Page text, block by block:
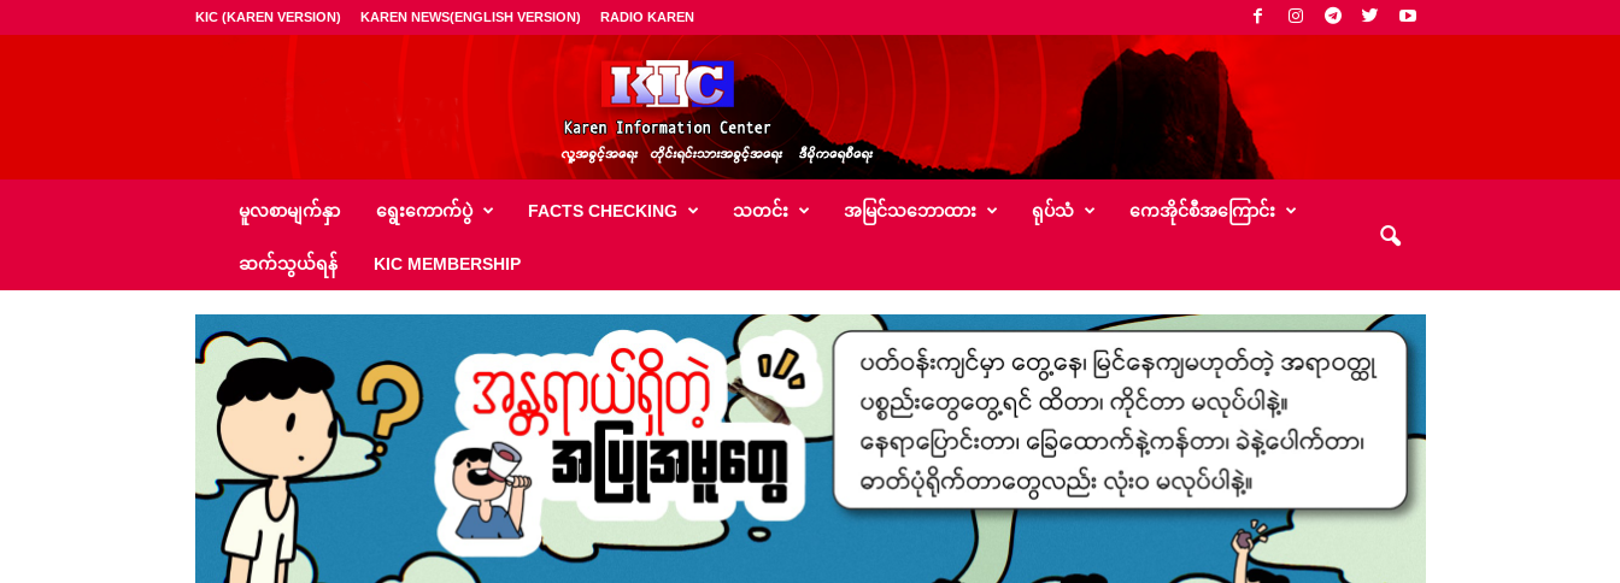
KIC (KAREN VERSION) KAREN NEWS(ENGLISH VERSION) RADIO KAREN
–
မူလစာမျက်နှာ ရွေး‌ကောက်ပွဲ FACTS CHECKING သတင်း အမြင်သ‌ဘောထား ရုပ်သံ ‌ကေအိုင်စီအ‌ကြောင်း
ဆက်သွယ်ရန် KIC MEMBERSHIP